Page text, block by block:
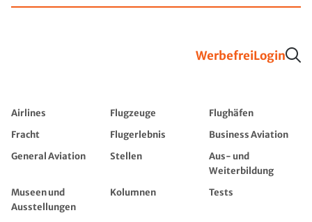
WerbefreiLogin
Airlines Flugzeuge
Flughäfen
Fracht
Flugerlebnis
Business Aviation
General Aviation
Stellen
Aus- und
Weiterbildung
Museen und
Ausstellungen
Kolumnen Tests